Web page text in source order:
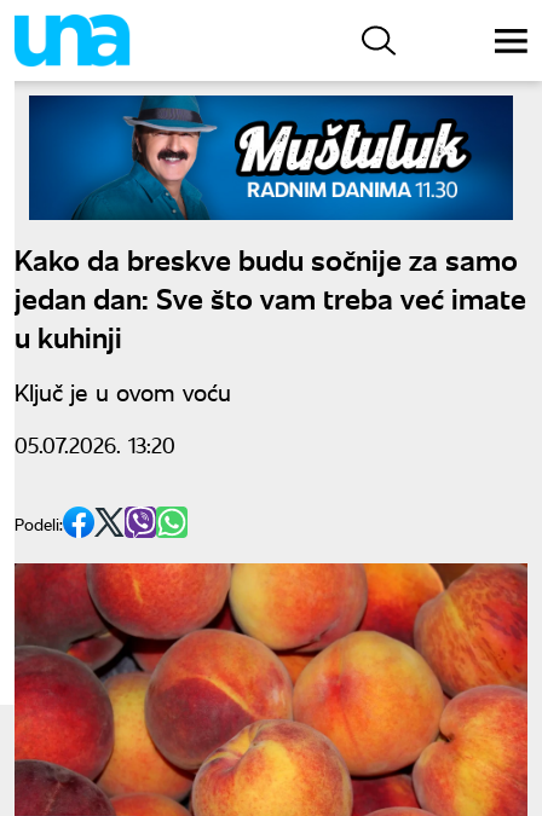
Kako da breskve budu sočnije za samo
jedan dan: Sve što vam treba već imate
u kuhinji
Ključ je u ovom voću
05.07.2026. 13:20
Podeli: